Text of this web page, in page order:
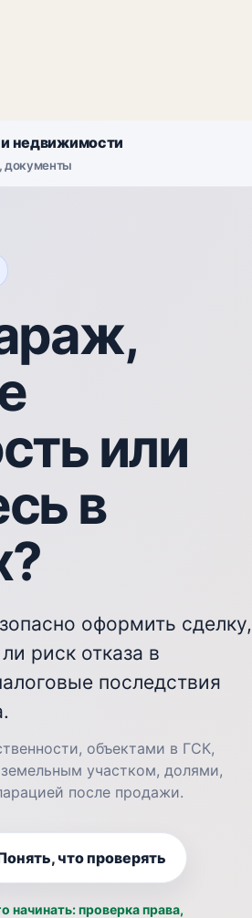
недвижимости
документы
или
в
оформить сделку,
риск отказа в
последствия
объектами в ГСК,
участком, долями,
после продажи.
что проверять
начинать: проверка права,